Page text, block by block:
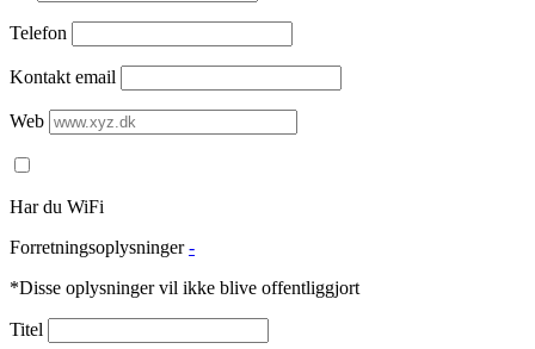
Telefon
Kontakt email
Web
Har du WiFi
Forretningsoplysninger -
*Disse oplysninger vil ikke blive offentliggjort
Titel